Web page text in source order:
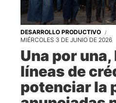
DESARROLLO PRODUCTIVO
MIÉRCOLES 3 DE JUNIO DE 2026
Una por
líneas de
potenciar la